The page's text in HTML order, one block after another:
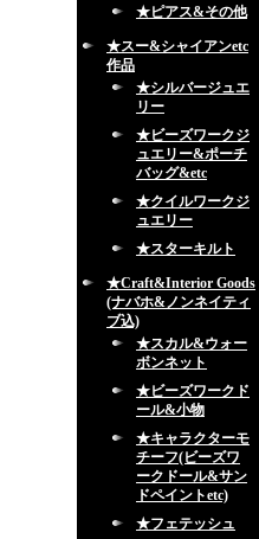
★ピアス&その他
★スー&シャイアンetc
作品
★シルバージュエ
リー
★ビーズワークジ
ュエリー&ポーチ
バッグ&etc
★クイルワークジ
ュエリー
★スターキルト
★Craft&Interior Goods
(ナバホ&ノンネイティ
ブ込)
★スカル&ウォー
ボンネット
★ビーズワークド
ール&小物
★キャラクターモ
チーフ(ビーズワ
ークドール&サン
ドペイントetc)
★フェテッシュ